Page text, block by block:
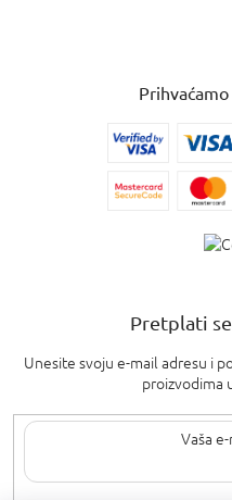
Pretplati
Unesite svoju e-mail adresu i
proizvodima